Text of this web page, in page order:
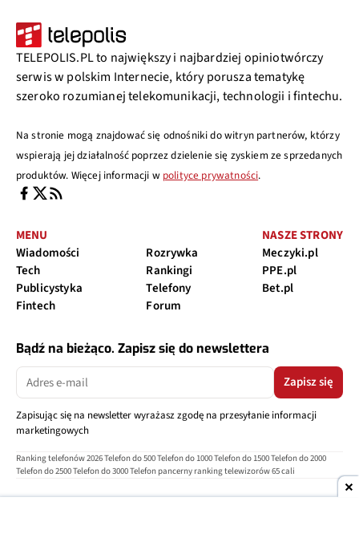
TELEPOLIS.PL to największy i najbardziej opiniotwórczy
serwis w polskim Internecie, który porusza tematykę
szeroko rozumianej telekomunikacji, technologii i fintechu.
Na stronie mogą znajdować się odnośniki do witryn partnerów, którzy
wspierają jej działalność poprzez dzielenie się zyskiem ze sprzedanych
produktów. Więcej informacji w polityce prywatności.
MENU
Wiadomości
Tech
Publicystyka
Fintech
Rozrywka
Rankingi
Telefony
Forum
NASZE STRONY
Meczyki.pl
PPE.pl
Bet.pl
Bądź na bieżąco. Zapisz się do newslettera
Zapisz się
Zapisując się na newsletter wyrażasz zgodę na przesyłanie informacji
marketingowych
Ranking telefonów 2026Telefon do 500Telefon do 1000Telefon do 1500Telefon do 2000
Telefon do 2500Telefon do 3000Telefon pancerny ranking telewizorów 65 cali